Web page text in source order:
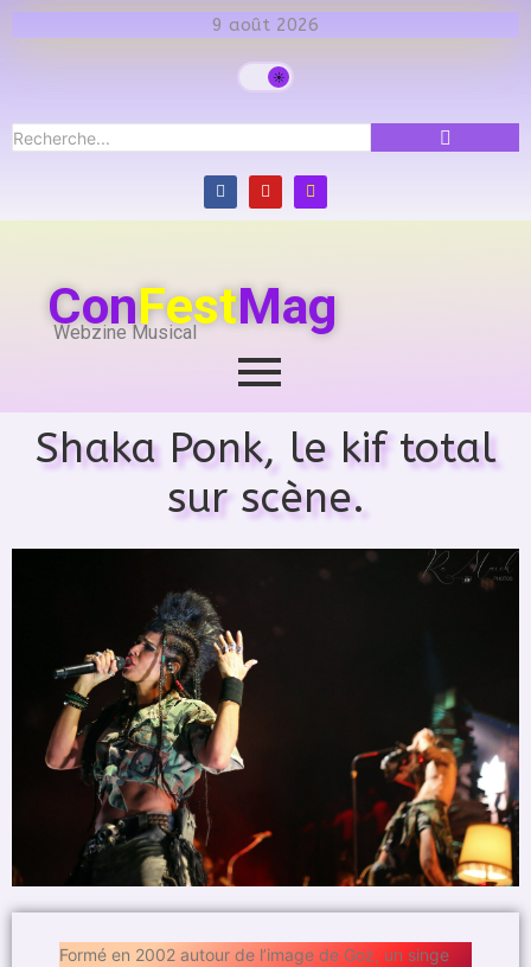
9 août 2026
ConFestMag
Webzine Musical
Shaka Ponk, le kif total
sur scène.
Formé en 2002 autour de l’image de Goz, un singe